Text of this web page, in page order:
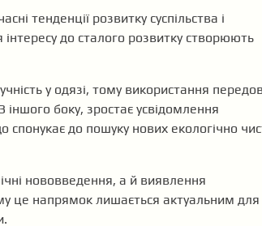
тенденції розвитку суспільства і
до сталого розвитку створюють
у одязі, тому використання
боку, зростає усвідомлення
спонукає до пошуку нових екологічно
нововведення, а й виявлення
це напрямок лишається актуальним для